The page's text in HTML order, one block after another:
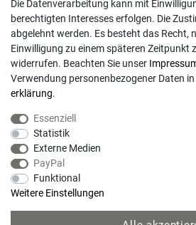
© Copyright 2026 | Alle Rechte vorbehalten. -
Die Datenverarbeitung kann mit
berechtigten Interesses erfolgen. Die
abgelehnt werden. Es besteht das Recht,
Einwilligung zu einem späteren Zeitpunkt
widerrufen. Beachten Sie unser
Verwendung personenbezogener Daten
erklärung.
Essenziell
Statistik
Externe Medien
PayPal
Funktional
Weitere Einstellungen